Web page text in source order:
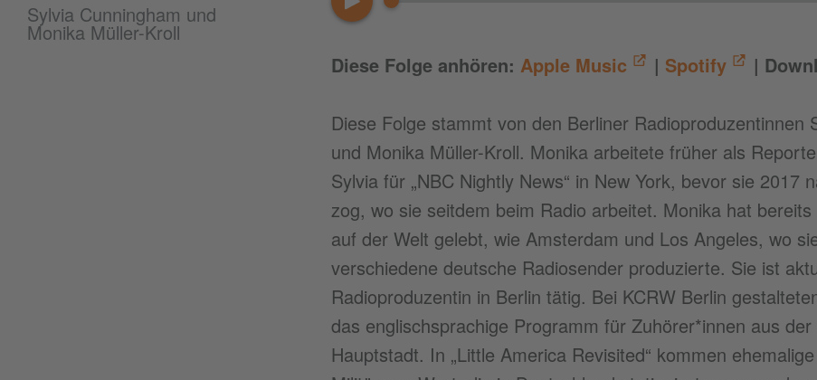
Sylvia Cunningham und
Monika Müller-Kroll
Diese Folge anhören: Apple Music | Spotify |
Diese Folge stammt von den Berliner Radioproduzentinnen
und Monika Müller-Kroll. Monika arbeitete früher als
Sylvia für „NBC Nightly News“ in New York, bevor sie 2017
zog, wo sie seitdem beim Radio arbeitet. Monika hat
auf der Welt gelebt, wie Amsterdam und Los Angeles, wo
verschiedene deutsche Radiosender produzierte. Sie ist
Radioproduzentin in Berlin tätig. Bei KCRW Berlin
das englischsprachige Programm für Zuhörer*innen aus
Hauptstadt. In „Little America Revisited“ kommen